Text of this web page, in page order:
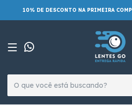
10% DE DESCONTO NA PRIMEIRA